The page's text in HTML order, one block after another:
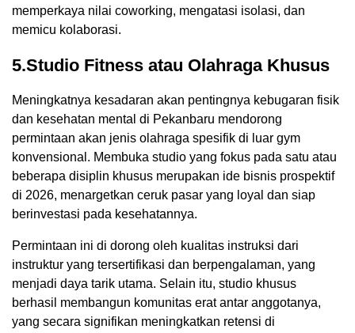
memperkaya nilai coworking, mengatasi isolasi, dan
memicu kolaborasi.
5.Studio Fitness atau Olahraga Khusus
Meningkatnya kesadaran akan pentingnya kebugaran fisik
dan kesehatan mental di Pekanbaru mendorong
permintaan akan jenis olahraga spesifik di luar gym
konvensional. Membuka studio yang fokus pada satu atau
beberapa disiplin khusus merupakan ide bisnis prospektif
di 2026, menargetkan ceruk pasar yang loyal dan siap
berinvestasi pada kesehatannya.
Permintaan ini di dorong oleh kualitas instruksi dari
instruktur yang tersertifikasi dan berpengalaman, yang
menjadi daya tarik utama. Selain itu, studio khusus
berhasil membangun komunitas erat antar anggotanya,
yang secara signifikan meningkatkan retensi di